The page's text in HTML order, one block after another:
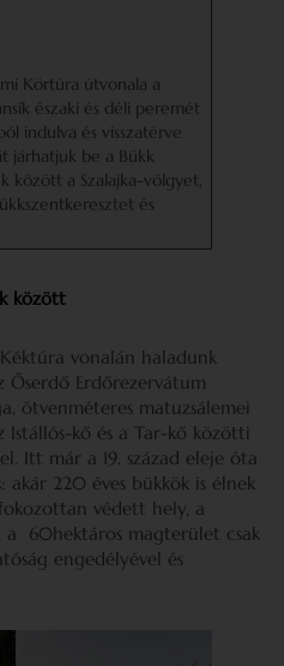
Körtúra útvonala a
északi és déli peremét
indulva és visszatérve
járhatjuk be a Bükk
között a Szalajka-völgyet,
és
között
vonalán haladunk
Erdőrezervátum
ötvenméteres matuzsálemei
kő és a Tar-kő közötti
Itt már a 19. század eleje óta
akár 220 éves bükkök is élnek
védett hely, a
a 60hektáros magterület csak
engedélyével és